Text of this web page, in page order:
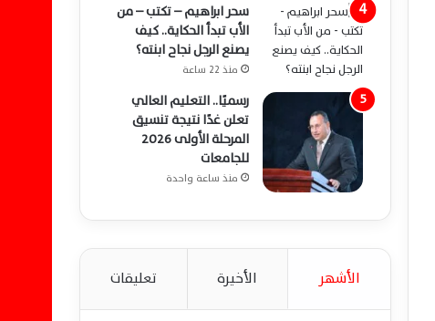
سحر ابراهيم – تكتب – من
الأب تبدأ الحكاية.. كيف
يصنع الرجل نجاح ابنته؟
منذ 22 ساعة
رسميًا.. التعليم العالي
تعلن غدًا نتيجة تنسيق
المرحلة الأولى 2026
للجامعات
منذ ساعة واحدة
الأشهر الأخيرة تعليقات